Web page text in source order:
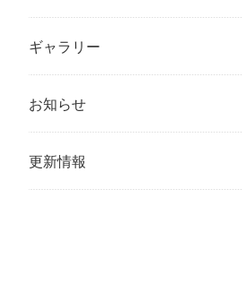
ギャラリー
お知らせ
更新情報